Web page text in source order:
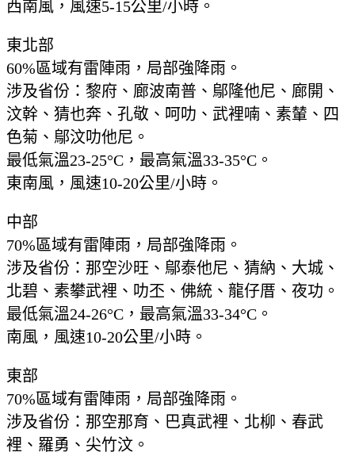
西南風，風速5-15公里/小時。
東北部
60%區域有雷陣雨，局部強降雨。
涉及省份：黎府、廊波南普、鄔隆他尼、廊開、
汶幹、猜也奔、孔敬、呵叻、武裡喃、素輦、四
色菊、鄔汶叻他尼。
最低氣溫23-25°C，最高氣溫33-35°C。
東南風，風速10-20公里/小時。
中部
70%區域有雷陣雨，局部強降雨。
涉及省份：那空沙旺、鄔泰他尼、猜納、大城、
北碧、素攀武裡、叻丕、佛統、龍仔厝、夜功。
最低氣溫24-26°C，最高氣溫33-34°C。
南風，風速10-20公里/小時。
東部
70%區域有雷陣雨，局部強降雨。
涉及省份：那空那育、巴真武裡、北柳、春武
裡、羅勇、尖竹汶。